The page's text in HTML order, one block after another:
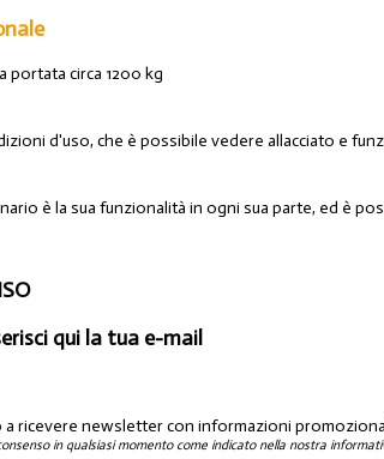
portata circa 1200 kg
d'uso, che è possibile vedere allacciato e
è la sua funzionalità in ogni sua parte, ed è
qui la tua e-mail
a ricevere newsletter con informazioni
in qualsiasi momento come indicato nella nostra